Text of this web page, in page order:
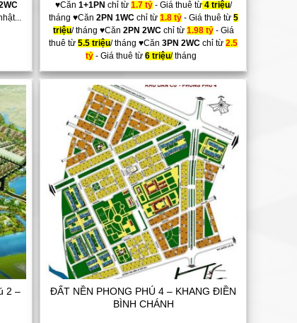
♥Căn 1+1PN chỉ từ 1.7 tỷ - Giá thuê từ4 triệu/
tháng ♥Căn 2PN 1WCchỉ từ 1.8 tỷ - Giá thuê từ 5
triệu/ tháng ♥Căn 2PN 2WCchỉ từ 1.98 tỷ- Giá
thuê từ5.5 triệu/ tháng ♥Căn3PN 2WC chỉ từ2.5
tỷ - Giá thuê từ6 triệu/ tháng
to
2 –
Add to
Wishlist
ĐẤT NỀN PHONG PHÚ 4 – KHANG ĐIỀN
BÌNH CHÁNH